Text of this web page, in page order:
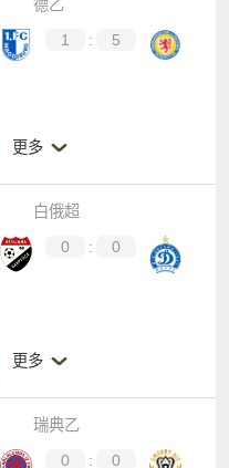
德乙
1 :
5
更多
白俄超
0 : 0
更多
瑞典乙
0 :
0